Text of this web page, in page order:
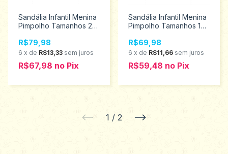
Sandália Infantil Menina
Pimpolho Tamanhos 22
R$79,98
6 x de R$13,33 sem juros
R$67,98 no Pix
Sandália Infantil Menina
Pimpolho Tamanhos 16
R$69,98
6 x de R$11,66 sem juros
R$59,48 no Pix
1 / 2